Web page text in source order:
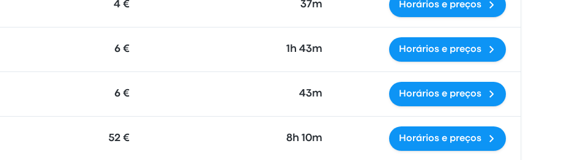
4 € 37m Horários e preços
6 € 1h 43m Horários e preços
6 € 43m Horários e preços
52 € 8h 10m Horários e preços